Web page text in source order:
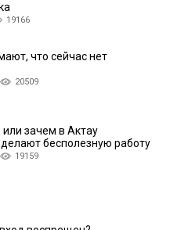
19166
что сейчас нет
20509
зачем в Актау
бесполезную работу
19159